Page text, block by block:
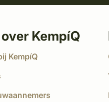
KempíQ
KempíQ